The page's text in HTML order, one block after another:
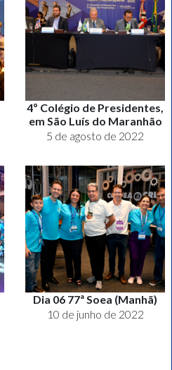
4º Colégio de Presidentes,
em São Luís do Maranhão
5 de agosto de 2022
Dia 06 77ª Soea (Manhã)
10 de junho de 2022